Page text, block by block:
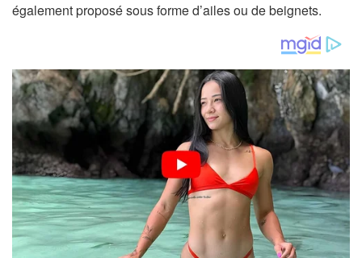
également proposé sous forme d’ailes ou de beignets.